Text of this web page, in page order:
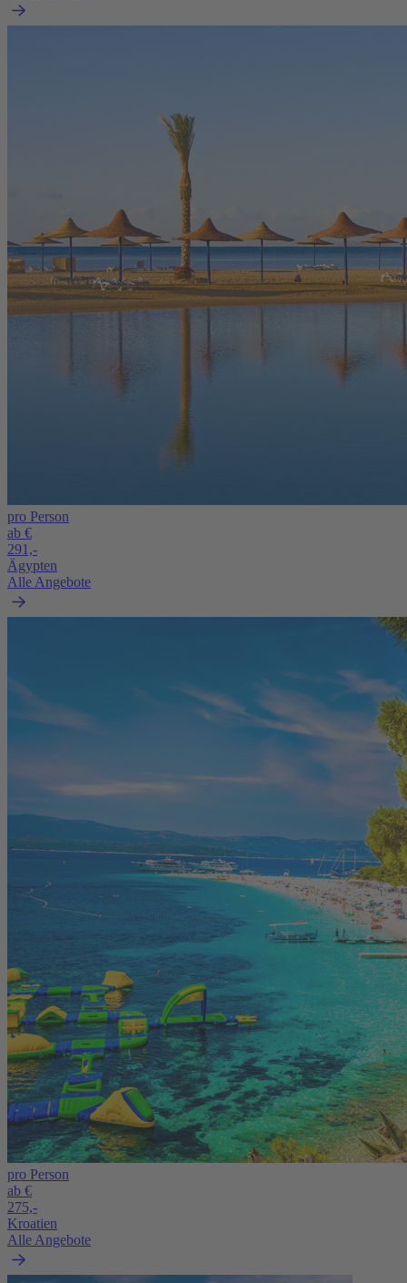
pro Person
ab €
291,-
Ägypten
Alle Angebote
pro Person
ab €
275,-
Kroatien
Alle Angebote